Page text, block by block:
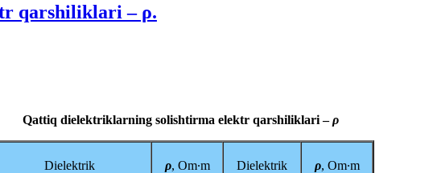
qarshiliklari – ρ.
Qattiq dielektriklarning solishtirma elektr qarshiliklari –ρ
Dielektrik ρ, Om∙m Dielektrik ρ, Om∙m